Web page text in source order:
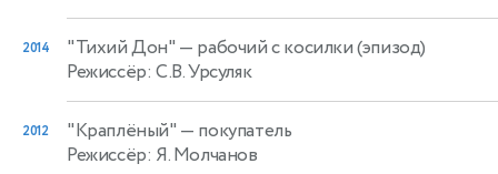
2014 "Тихий Дон" — рабочий с косилки (эпизод)
Режиссёр: С.В. Урсуляк
2012 "Краплёный" — покупатель
Режиссёр: Я. Молчанов